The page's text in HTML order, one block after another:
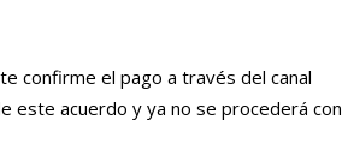
confirme el pago a través del canal
este acuerdo y ya no se procederá con